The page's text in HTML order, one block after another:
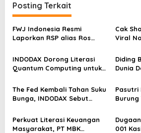
g
a
s
p
s
Posting Terkait
FWJ Indonesia Resmi
Laporkan RSP alias Ros
Cak
Viral
INDODAX Dorong Literasi
Quantum Computing untuk
Blockchain
Diding
Dunia
The Fed Kembali Tahan Suku
Bunga, INDODAX Sebut
Sentimen Pasar
Pasutri
Burung
Segera
Perkuat Literasi Keuangan
Masyarakat, PT MBK
001